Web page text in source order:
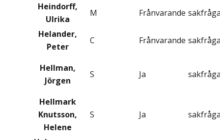
Heindorff,
Ulrika
M Frånvarande
Helander,
Peter
C Frånvarande
Hellman,
Jörgen
S Ja
Hellmark
Knutsson,
Helene
S Ja